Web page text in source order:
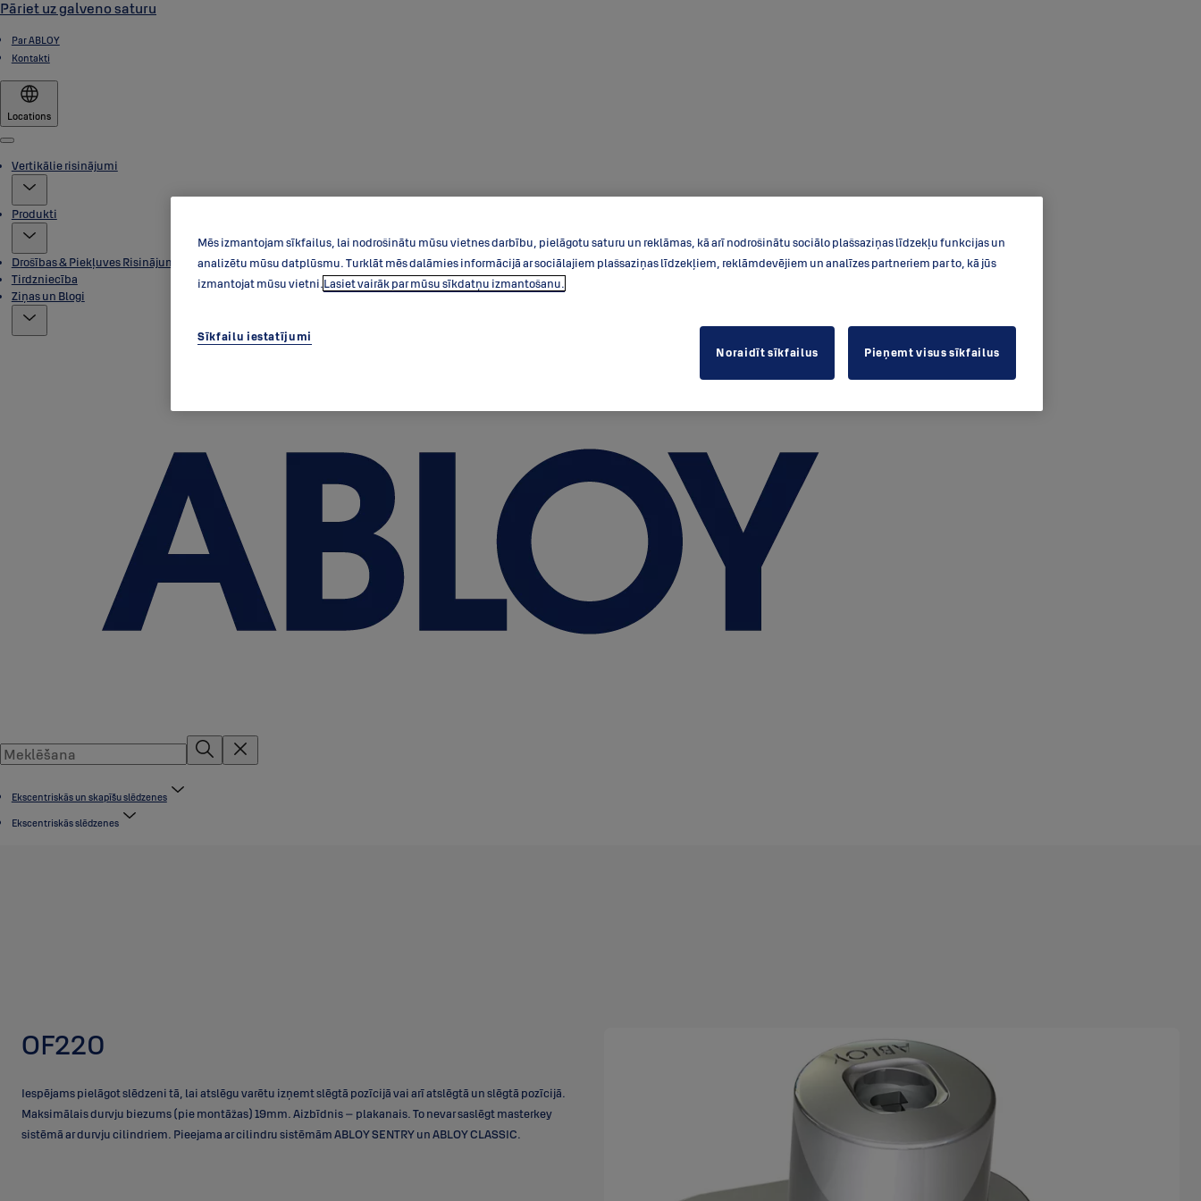
Pāriet uz galveno saturu
Par ABLOY
Kontakti
Locations
Menu
Vertikālie risinājumi
Produkti
Drošības & Piekļuves Risinājumi
Tirdzniecība
Ziņas un Blogi
Ekscentriskās un skapīšu slēdzenes
Ekscentriskās slēdzenes
OF220
Iespējams pielāgot slēdzeni tā, lai atslēgu varētu izņemt slēgtā pozīcijā vai arī atslēgtā un slēgtā pozīcijā.
Maksimālais durvju biezums (pie montāžas) 19mm. Aizbīdnis – plakanais. To nevar saslēgt masterkey
sistēmā ar durvju cilindriem. Pieejama ar cilindru sistēmām ABLOY SENTRY un ABLOY CLASSIC.
Mēs izmantojam sīkfailus, lai nodrošinātu mūsu vietnes darbību, pielāgotu saturu un reklāmas, kā arī nodrošinātu sociālo plašsaziņas līdzekļu funkcijas un
analizētu mūsu datplūsmu. Turklāt mēs dalāmies informācijā ar sociālajiem plašsaziņas līdzekļiem, reklāmdevējiem un analīzes partneriem par to, kā jūs
izmantojat mūsu vietni.Lasiet vairāk par mūsu sīkdatņu izmantošanu.
Sīkfailu iestatījumi
Noraidīt sīkfailus
Pieņemt visus sīkfailus